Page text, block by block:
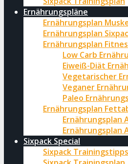
Ernährungspläne
Ernährungsplan
Ernährungsplan
Ernährungsplan
Low Carb
Eiweiß-Diät
Vegetarischer
Veganer
Paleo
Ernährungsplan
Ernährungsplan
Ernährungsplan
Sixpack Special
Sixpack Trainingstipps